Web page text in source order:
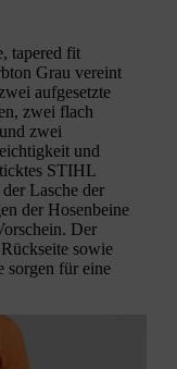
tapered fit
Grau vereint
aufgesetzte
zwei flach
zwei
und
STIHL
Lasche der
der Hosenbeine
Der
sowie
sorgen für eine